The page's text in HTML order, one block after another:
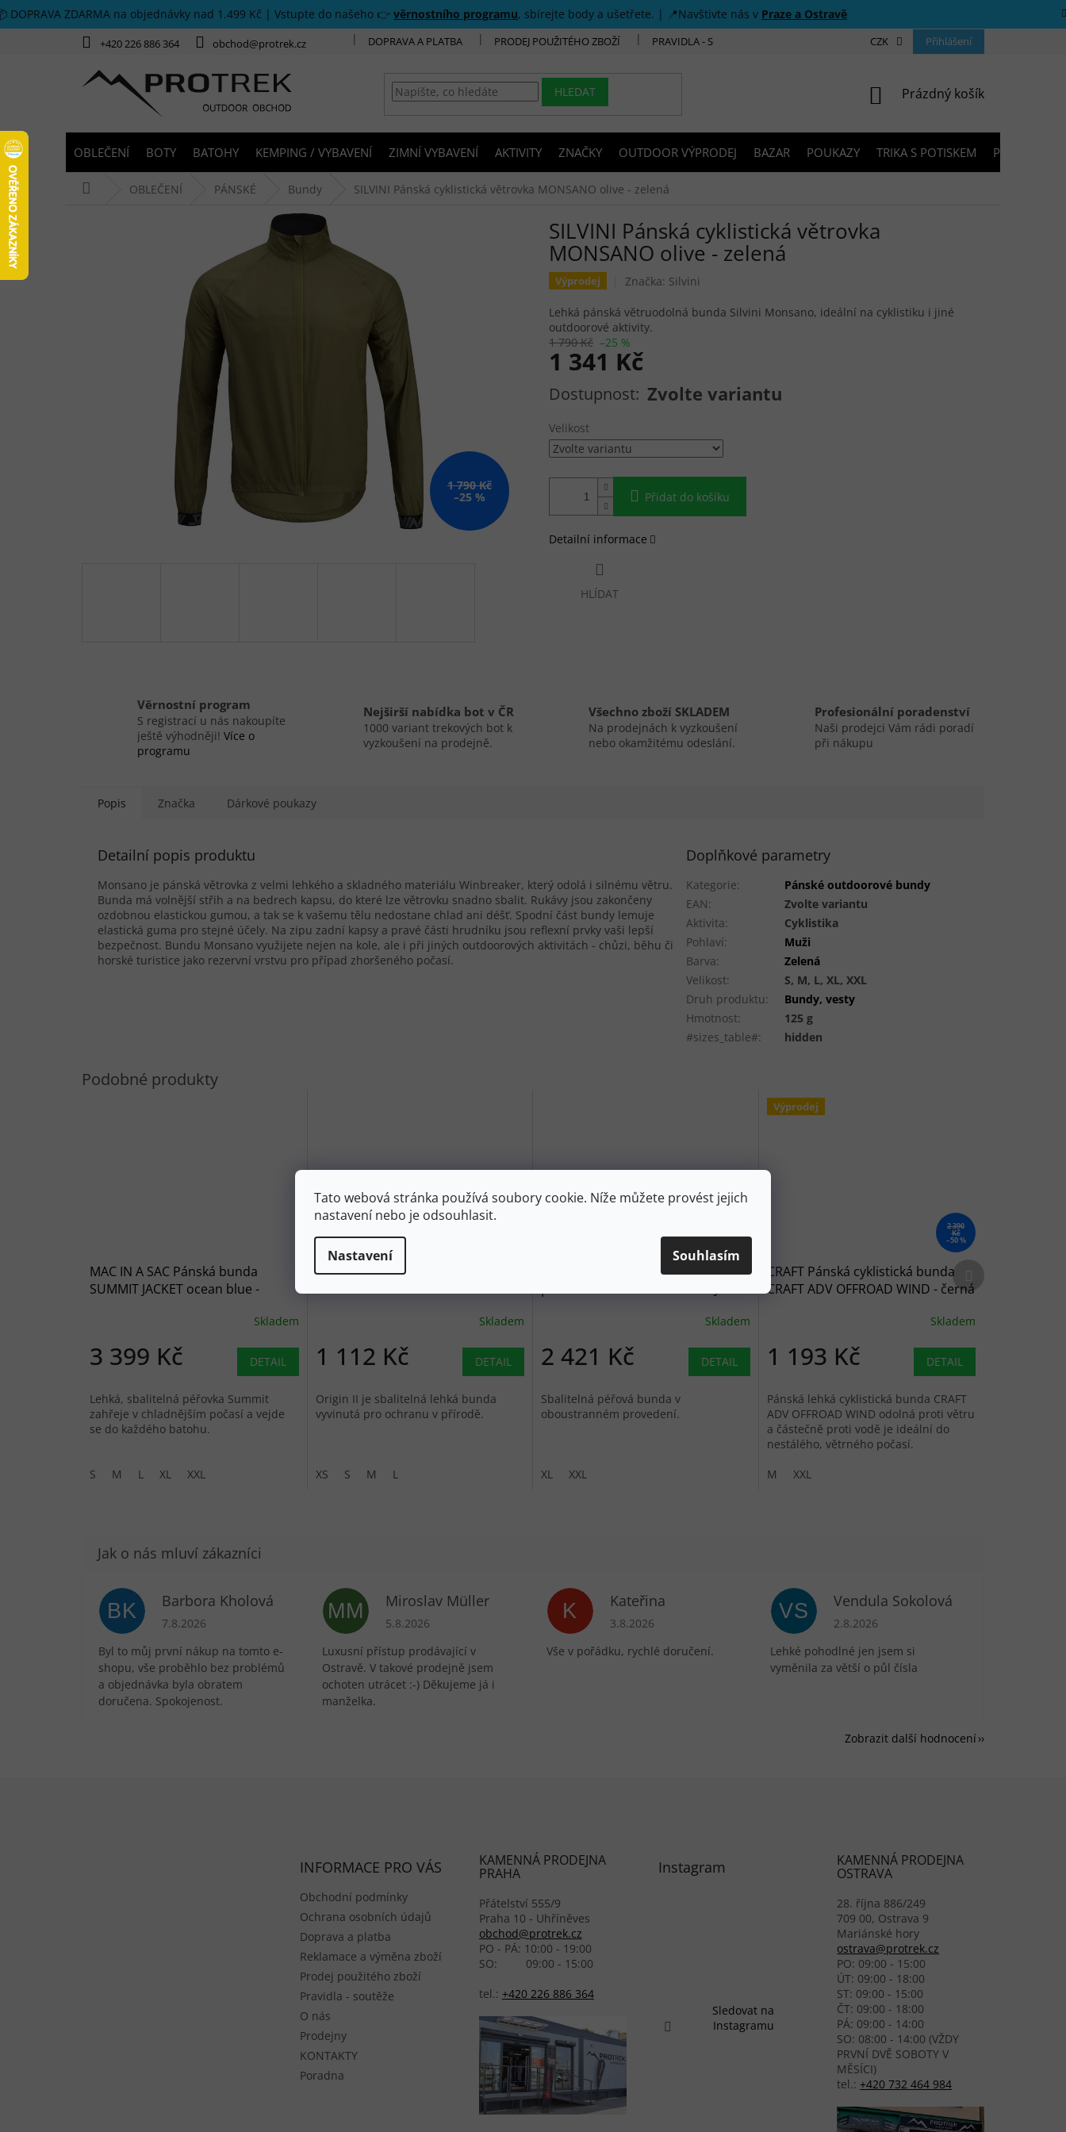
Tato webová stránka používá soubory cookie. Níže můžete provést jejich
nastavení nebo je odsouhlasit.
Nastavení Souhlasím
Přejít na obsah
DOPRAVA ZDARMA na objednávky nad 1.499 Kč | Vstupte do našeho 👉 věrnostního programu, sbírejte body a ušetřete. | 📍Navštivte nás v Praze a Ostravě
+420 226 886 364 obchod@protrek.cz DOPRAVA A PLATBA PRODEJ POUŽITÉHO ZBOŽÍ PRAVIDLA - SOUTĚŽE PRODEJNY KONTAKTY
CZK Přihlášení
HLEDAT NÁKUPNÍ KOŠÍK
Prázdný košík
OBLEČENÍ BOTY BATOHY KEMPING / VYBAVENÍ ZIMNÍ VYBAVENÍ AKTIVITY ZNAČKY OUTDOOR VÝPRODEJ BAZAR POUKAZY TRIKA S POTISKEM PŮJČOVNA
OBLEČENÍ PÁNSKÉ Bundy SILVINI Pánská cyklistická větrovka MONSANO olive - zelená
1 790 Kč
–25 %
SILVINI Pánská cyklistická větrovka
MONSANO olive - zelená
Výprodej Značka: Silvini
1 790 Kč –25 %
1 341 Kč
Měrná cena: Zvolte variantu
Velikost
Přidat do košíku
Lehká pánská větruodolná bunda Silvini Monsano, ideální na cyklistiku i jiné
outdoorové aktivity.
Detailní informace
HLÍDAT
Věrnostní program
S registrací u nás nakoupíte
ještě výhodněji! Více o
programu
Nejširší nabídka bot v ČR
1000 variant trekových bot k
vyzkoušení na prodejně.
Všechno zboží SKLADEM
Na prodejnách k vyzkoušení
nebo okamžitému odeslání.
Profesionální poradenství
Naši prodejci Vám rádi poradí
při nákupu
Popis Značka Dárkové poukazy
Detailní popis produktu
Monsano je pánská větrovka z velmi lehkého a skladného materiálu Winbreaker, který odolá i silnému větru.
Bunda má volnější střih a na bedrech kapsu, do které lze větrovku snadno sbalit. Rukávy jsou zakončeny
ozdobnou elastickou gumou, a tak se k vašemu tělu nedostane chlad ani déšť. Spodní část bundy lemuje
elastická guma pro stejné účely. Na zipu zadní kapsy a pravé části hrudníku jsou reflexní prvky vaši lepší
bezpečnost. Bundu Monsano využijete nejen na kole, ale i při jiných outdoorových aktivitách - chůzi, běhu či
horské turistice jako rezervní vrstvu pro případ zhoršeného počasí.
Doplňkové parametry
Kategorie:
Pánské outdoorové bundy
EAN:
Zvolte variantu
Aktivita:
Cyklistika
Pohlaví:
Muži
Barva:
Zelená
Velikost:
S, M, L, XL, XXL
Druh produktu:
Bundy, vesty
Hmotnost:
125 g
#sizes_table#: hidden
MAC IN A SAC Pánská bunda
SUMMIT JACKET ocean blue -
Skladem
3 399 Kč DETAIL
Lehká, sbalitelná péřovka Summit
zahřeje v chladnějším počasí a vejde
se do každého batohu.
S M L XL XXL
MAC IN A SACK Pánská bunda
Skladem
1 112 Kč DETAIL
Origin II je sbalitelná lehká bunda
vyvinutá pro ochranu v přírodě.
XS S M L
–10 %
MAC IN A SAC Pánská oboustranná
Skladem
2 421 Kč DETAIL
Sbalitelná péřová bunda v
oboustranném provedení.
XL XXL
Výprodej
2 390
Kč
–50 %
CRAFT Pánská cyklistická bunda
CRAFT ADV OFFROAD WIND - černá
Skladem
1 193 Kč DETAIL
Pánská lehká cyklistická bunda CRAFT
ADV OFFROAD WIND odolná proti větru
a částečně proti vodě je ideální do
nestálého, větrného počasí.
M
XXL
BK Barbora Kholová
Hodnocení obchodu je 5 z 5 hvězdiček.
7.8.2026
Byl to můj první nákup na tomto e-
shopu, vše proběhlo bez problémů
a objednávka byla obratem
doručena. Spokojenost.
MM Miroslav Müller
Hodnocení obchodu je 5 z 5 hvězdiček.
5.8.2026
Luxusní přístup prodávající v
Ostravě. V takové prodejně jsem
ochoten utrácet :-) Děkujeme já i
manželka.
K Kateřina
Hodnocení obchodu je 5 z 5 hvězdiček.
3.8.2026
Vše v pořádku, rychlé doručení.
VS Vendula Sokolová
Hodnocení obchodu je 5 z 5 hvězdiček.
2.8.2026
Lehké pohodlné jen jsem si
vyměnila za větší o půl čísla
Zobrazit další hodnocení
INFORMACE PRO VÁS
Obchodní podmínky
Ochrana osobních údajů
Doprava a platba
Reklamace a výměna zboží
Prodej použitého zboží
Pravidla - soutěže
O nás
Prodejny
KONTAKTY
Poradna
KAMENNÁ PRODEJNA
PRAHA
Přátelství 555/9
Praha 10 - Uhříněves
obchod@protrek.cz
PO - PÁ: 10:00 - 19:00
SO: 09:00 - 15:00
tel.: +420 226 886 364
Instagram
Sledovat na
Instagramu
KAMENNÁ PRODEJNA
OSTRAVA
28. října 886/249
709 00, Ostrava 9
Mariánské hory
ostrava@protrek.cz
PO: 09:00 - 15:00
ÚT: 09:00 - 18:00
ST: 09:00 - 15:00
ČT: 09:00 - 18:00
PÁ: 09:00 - 14:00
SO: 08:00 - 14:00 (VŽDY
PRVNÍ DVĚ SOBOTY V
MĚSÍCI)
tel.:+420 732 464 984